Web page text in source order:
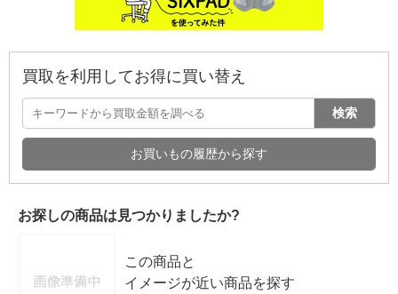
買取を利用してお得に買い替え
検索
お買いもの履歴から探す
お探しの商品は見つかりましたか?
この商品と
イメージが近い商品を探す